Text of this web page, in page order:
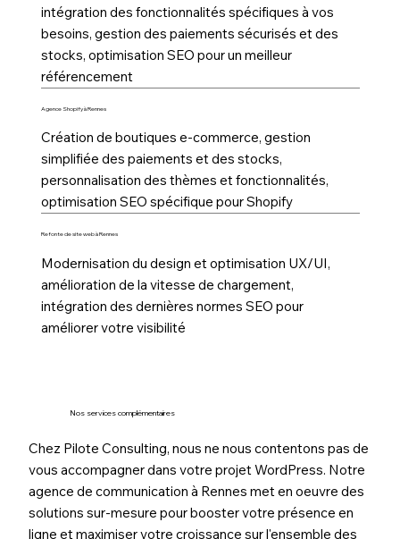
intégration des fonctionnalités spécifiques à vos
besoins, gestion des paiements sécurisés et des
stocks, optimisation SEO pour un meilleur
référencement
Agence Shopify à Rennes
Création de boutiques e-commerce, gestion
simplifiée des paiements et des stocks,
personnalisation des thèmes et fonctionnalités,
optimisation SEO spécifique pour Shopify
Refonte de site web à Rennes
Modernisation du design et optimisation UX/UI,
amélioration de la vitesse de chargement,
intégration des dernières normes SEO pour
améliorer votre visibilité
Nos services complémentaires
Chez Pilote Consulting, nous ne nous contentons pas de
vous accompagner dans votre projet WordPress. Notre
agence de communication à Rennes met en oeuvre des
solutions sur-mesure pour booster votre présence en
ligne et maximiser votre croissance sur l'ensemble des